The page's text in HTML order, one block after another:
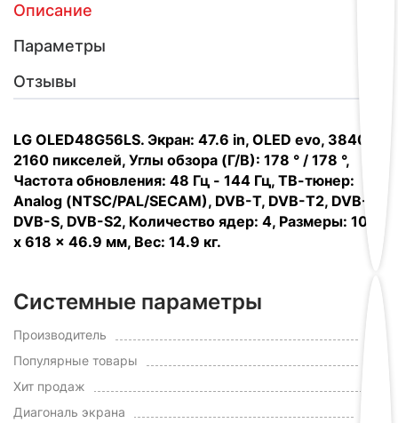
Описание
Параметры
Отзывы
LG OLED48G56LS. Экран: 47.6 in, OLED evo, 3840 x
2160 пикселей, Углы обзора (Г/В): 178 ° / 178 °,
Частота обновления: 48 Гц - 144 Гц, ТВ-тюнер:
Analog (NTSC/PAL/SECAM), DVB-T, DVB-T2, DVB-C,
DVB-S, DVB-S2, Количество ядер: 4, Размеры: 1071
x 618 x 46.9 мм, Вес: 14.9 кг.
Системные параметры
Производитель
Популярные товары
Хит продаж
Диагональ экрана